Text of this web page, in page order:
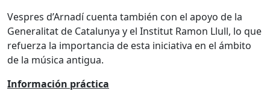
Vespres d’Arnadí cuenta también con el apoyo de la
Generalitat de Catalunya y el Institut Ramon Llull, lo que
refuerza la importancia de esta iniciativa en el ámbito
de la música antigua.
Información práctica